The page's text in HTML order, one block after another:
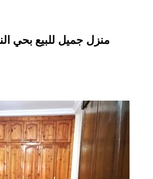
منزل جميل للبيع بحي